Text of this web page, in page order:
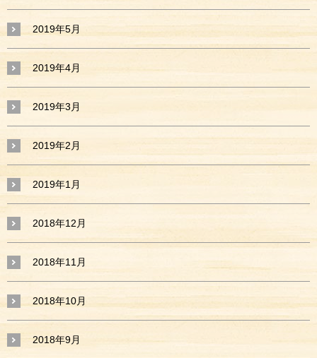
2019年5月
2019年4月
2019年3月
2019年2月
2019年1月
2018年12月
2018年11月
2018年10月
2018年9月